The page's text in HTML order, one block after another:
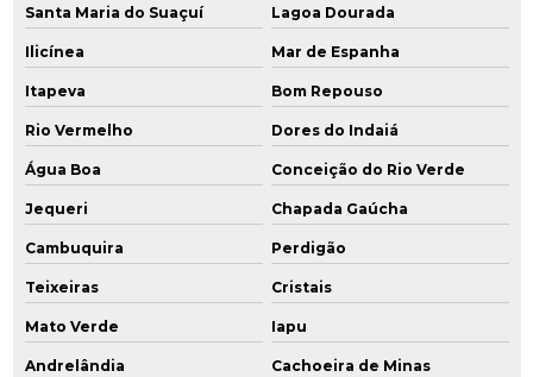
Santa Maria do Suaçuí Lagoa Dourada
Ilicínea Mar de Espanha
Itapeva Bom Repouso
Rio Vermelho Dores do Indaiá
Água Boa Conceição do Rio Verde
Jequeri Chapada Gaúcha
Cambuquira Perdigão
Teixeiras Cristais
Mato Verde Iapu
Andrelândia Cachoeira de Minas